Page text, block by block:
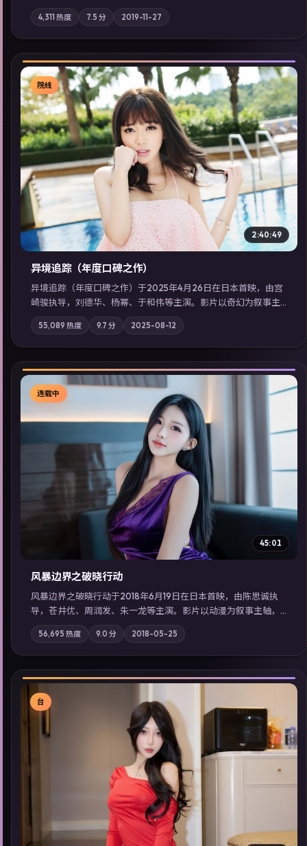
踪人口档案牵出跨国灰色产业链；摄影与配乐强化地域气质；站
内亦可通过「国产免费观看高清电视剧在线看」延展检索同类型
高分佳作，畅享高清在线追剧体验。
4,311热度 7.5 分 2019-11-27
▶
院线
2:40:49
异境追踪（年度口碑之作）
异境追踪（年度口碑之作）于2025年4月26日在日本首映，由宫
崎骏执导，刘德华、杨幂、于和伟等主演。影片以奇幻为叙事主
轴，旧案重提，真相与谎言在同一条时间线上交锋；摄影与配乐
强化地域气质；站内亦可通过「国产免费观看高清电视剧在线
看」延展检索同类型高分佳作，畅享高清在线追剧体验。
55,089 热度 9.7 分 2025-08-12
▶
连载中
45:01
风暴边界之破晓行动
风暴边界之破晓行动于2018年6月19日在日本首映，由陈思诚执
导，苍井优、周润发、朱一龙等主演。影片以动漫为叙事主轴，
科技与人性的边界在实验事故后逐渐模糊；摄影与配乐强化地域
气质；站内亦可通过「国产免费观看高清电视剧在线看」延展检
索同类型高分佳作，畅享高清在线追剧体验。
56,695 热度 9.0 分 2018-05-25
▶
台